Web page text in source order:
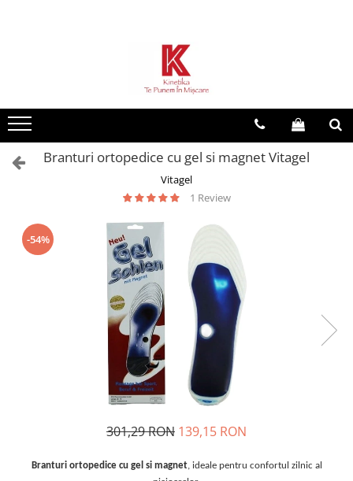
Dispozitive de mers
Scaune cu rotile
Orteze
Sisteme antidecubit
Plosca urinara
Investigare si diagnostic
Branturi ortopedice cu gel si magnet Vitagel
Vitagel
1 Review
-54%
301,29 RON 139,15 RON
Branturi ortopedice cu gel si magnet, ideale pentru confortul zilnic al